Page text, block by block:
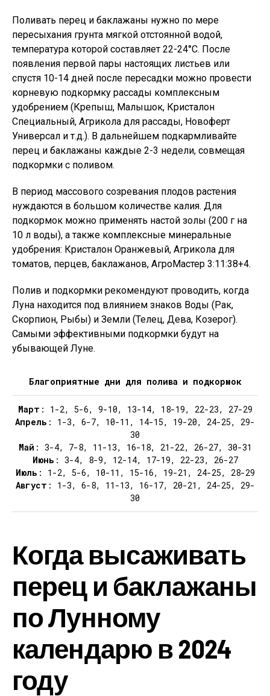
Поливать перец и баклажаны нужно по мере
пересыхания грунта мягкой отстоянной водой,
температура которой составляет 22-24°С. После
появления первой пары настоящих листьев или
спустя 10-14 дней после пересадки можно провести
корневую подкормку рассады комплексным
удобрением (Крепыш, Малышок, Кристалон
Специальный, Агрикола для рассады, Новоферт
Универсал и т.д.). В дальнейшем подкармливайте
перец и баклажаны каждые 2-3 недели, совмещая
подкормки с поливом.
В период массового созревания плодов растения
нуждаются в большом количестве калия. Для
подкормок можно применять настой золы (200 г на
10 л воды), а также комплексные минеральные
удобрения: Кристалон Оранжевый, Агрикола для
томатов, перцев, баклажанов, АгроМастер 3:11:38+4.
Полив и подкормки рекомендуют проводить, когда
Луна находится под влиянием знаков Воды (Рак,
Скорпион, Рыбы) и Земли (Телец, Дева, Козерог).
Самыми эффективными подкормки будут на
убывающей Луне.
Благоприятные дни для полива и подкормок
Март : 1-2, 5-6, 9-10, 13-14, 18-19, 22-23, 27-29
Апрель : 1-3, 6-7, 10-11, 14-15, 19-20, 24-25, 29-
30
Май : 3-4, 7-8, 11-13, 16-18, 21-22, 26-27, 30-31
Июнь : 3-4, 8-9, 12-14, 17-19, 22-23, 26-27
Июль : 1-2, 5-6, 10-11, 15-16, 19-21, 24-25, 28-29
Август : 1-3, 6-8, 11-13, 16-17, 20-21, 24-25, 29-
30
Когда высаживать
перец и баклажаны
по Лунному
календарю в 2024
году